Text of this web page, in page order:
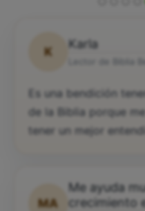
K
Karla
Es una bendición
de la Biblia porque
tener un mejor
MA
Me ayuda
crecimiento